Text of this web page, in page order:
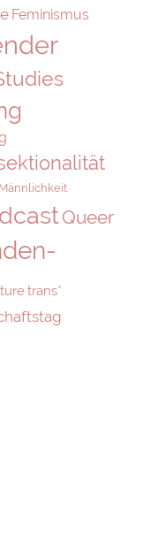
Feminismus
Männlichkeit
Queer
trans*